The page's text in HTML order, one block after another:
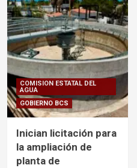
COMISION ESTATAL DEL
AGUA
GOBIERNO BCS
Inician licitación para
la ampliación de
planta de